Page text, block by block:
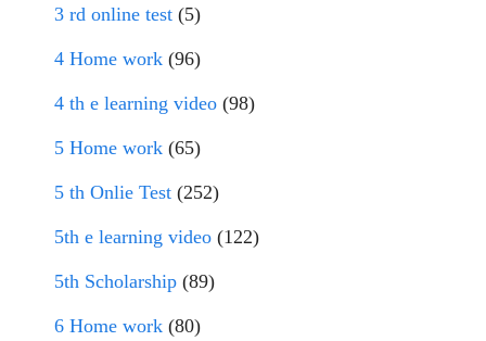
3 rd online test (5)
4 Home work (96)
4 th e learning video (98)
5 Home work (65)
5 th Onlie Test (252)
5th e learning video (122)
5th Scholarship (89)
6 Home work (80)